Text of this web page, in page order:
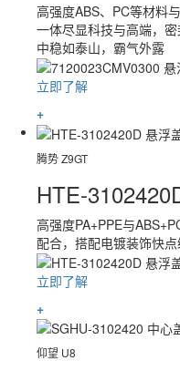
高强度ABS、PC等材料
一体尽显科技与高端，
中稳如泰山，霸气外露
立即了解
+
腾势 Z9GT
HTE-
高强度PA+PPE与
配合，搭配电镀装饰快
立即了解
+
仰望 U8